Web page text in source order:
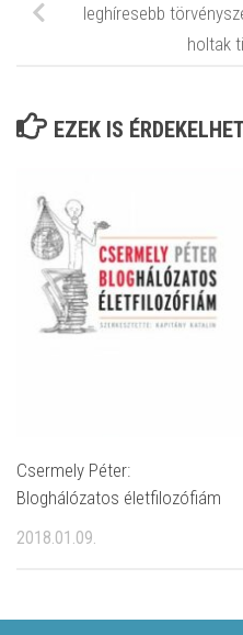
leghíresebb
holtak
EZEK IS
Csermely Péter:
Bloghálózatos életfilozófiám
2018.01.09.